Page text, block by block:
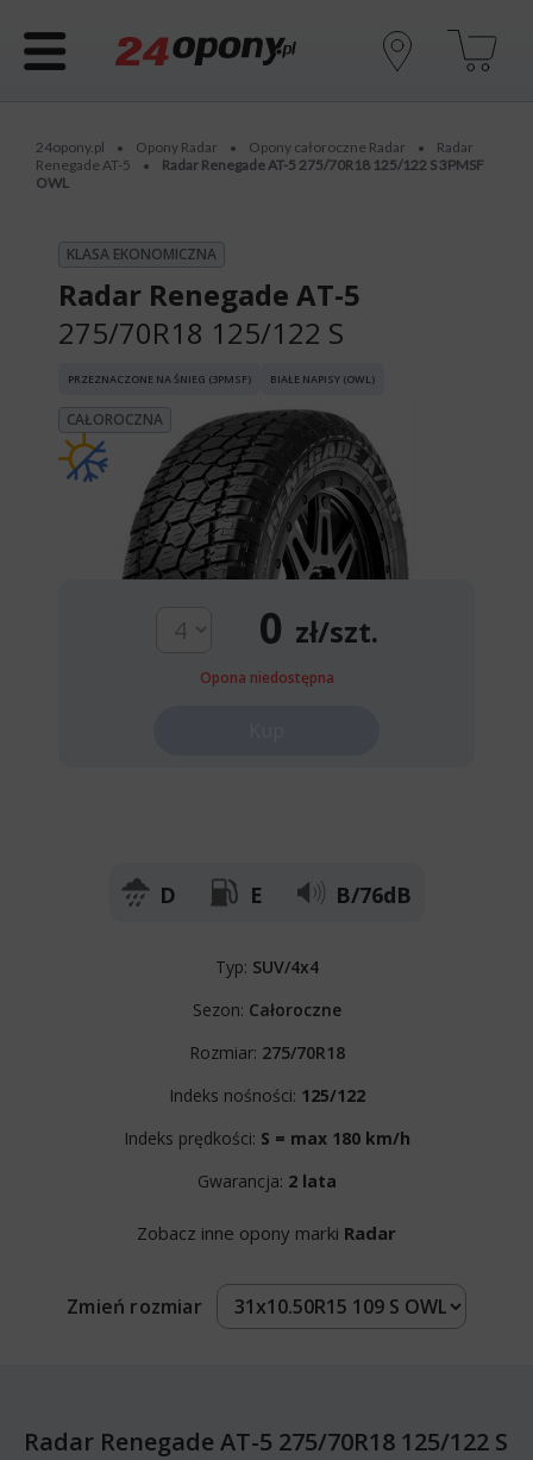
24opony.pl • Opony Radar • Opony całoroczne Radar •
Radar
Renegade AT-5
•
Radar Renegade AT-5 275/70R18 125/122 S 3PMSF
OWL
KLASA EKONOMICZNA
Radar Renegade AT-5
275/70R18 125/122 S
PRZEZNACZONE NA ŚNIEG (3PMSF) BIAŁE NAPISY (OWL)
CAŁOROCZNA
0 zł/szt.
Opona niedostępna
D E B/76dB
Typ: SUV/4x4
Sezon: Całoroczne
Rozmiar: 275/70R18
Indeks nośności: 125/122
Indeks prędkości: S = max 180 km/h
Gwarancja: 2 lata
Zobacz inne opony marki Radar
Zmień rozmiar
Radar Renegade AT-5 275/70R18 125/122 S